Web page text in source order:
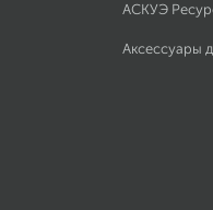
АСКУЭ
Аксессуары